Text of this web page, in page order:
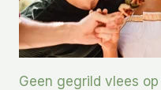
Geen gegrild vlees